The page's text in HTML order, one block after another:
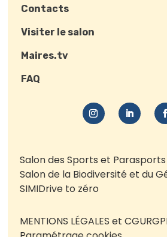
Contacts
Visiter le salon
Maires.tv
FAQ
Salon des Sports et Parasports
Salon de la Biodiversité et du
SIMIDrive to zéro
MENTIONS LÉGALES et CGU